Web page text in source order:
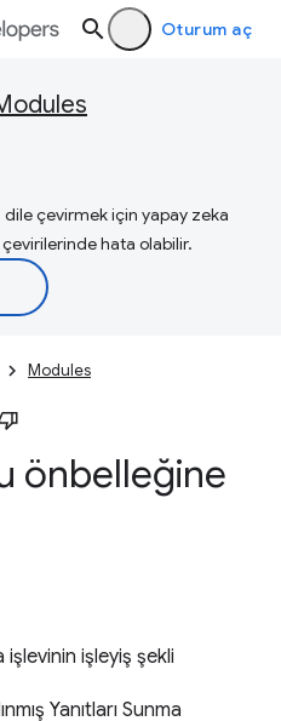
Oturum aç
çevirmek için yapay zeka
çevirilerinde hata olabilir.
Modules
önbelleğine
işleyiş şekli
Yanıtları Sunma